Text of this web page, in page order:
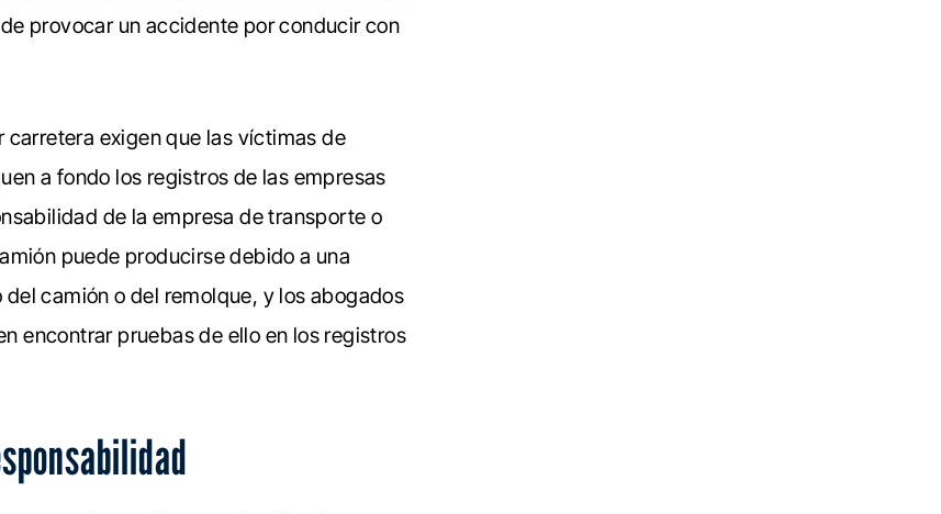
provocar un accidente por conducir con
exigen que las víctimas de
a fondo los registros de las empresas
de la empresa de transporte o
puede producirse debido a una
camión o del remolque, y los abogados
encontrar pruebas de ello en los registros